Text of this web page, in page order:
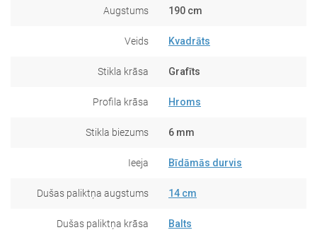
Augstums 190 cm
Veids Kvadrāts
Stikla krāsa Grafīts
Profila krāsa Hroms
Stikla biezums 6 mm
Ieeja Bīdāmās durvis
Dušas paliktņa augstums 14 cm
Dušas paliktņa krāsa Balts